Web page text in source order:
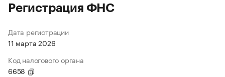
Регистрация ФНС
Дата регистрации
11 марта 2026
Код налогового органа
6658